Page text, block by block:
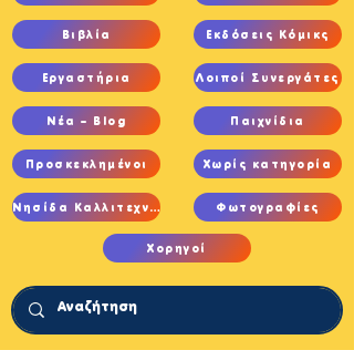
Βιβλία
Εργαστήρια
Νέα – Blog
Προσκεκλημένοι
Νησίδα Καλλιτεχνών
Εκδόσεις Κόμικς
Λοιποί Συνεργάτες
Παιχνίδια
Χωρίς κατηγορία
Φωτογραφίες
Χορηγοί